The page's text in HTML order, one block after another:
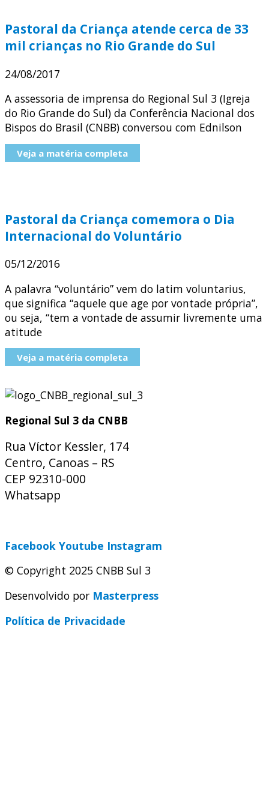
Pastoral da Criança atende cerca de 33
mil crianças no Rio Grande do Sul
24/08/2017
A assessoria de imprensa do Regional Sul 3 (Igreja
do Rio Grande do Sul) da Conferência Nacional dos
Bispos do Brasil (CNBB) conversou com Ednilson
Veja a matéria completa
Pastoral da Criança comemora o Dia
Internacional do Voluntário
05/12/2016
A palavra “voluntário” vem do latim voluntarius,
que significa “aquele que age por vontade própria”,
ou seja, “tem a vontade de assumir livremente uma
atitude
Veja a matéria completa
Regional Sul 3 da CNBB
Rua Víctor Kessler, 174
Centro, Canoas – RS
CEP 92310-000
Whatsapp
Facebook Youtube Instagram
© Copyright 2025 CNBB Sul 3
Desenvolvido por Masterpress
Política de Privacidade